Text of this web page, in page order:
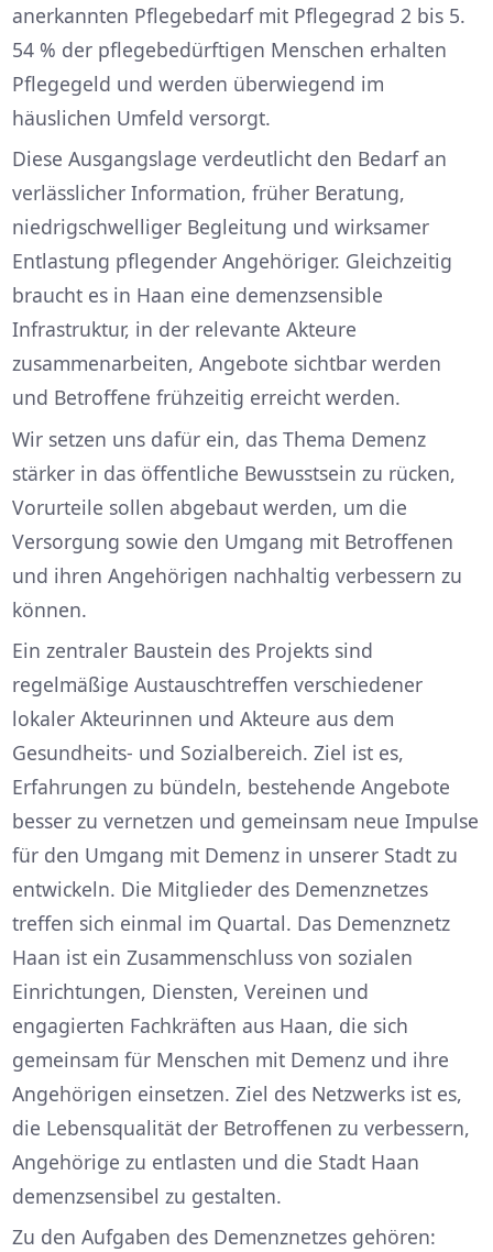
anerkannten Pflegebedarf mit Pflegegrad 2 bis 5.
54 % der pflegebedürftigen Menschen erhalten
Pflegegeld und werden überwiegend im
häuslichen Umfeld versorgt.
Diese Ausgangslage verdeutlicht den Bedarf an
verlässlicher Information, früher Beratung,
niedrigschwelliger Begleitung und wirksamer
Entlastung pflegender Angehöriger. Gleichzeitig
braucht es in Haan eine demenzsensible
Infrastruktur, in der relevante Akteure
zusammenarbeiten, Angebote sichtbar werden
und Betroffene frühzeitig erreicht werden.
Wir setzen uns dafür ein, das Thema Demenz
stärker in das öffentliche Bewusstsein zu rücken,
Vorurteile sollen abgebaut werden, um die
Versorgung sowie den Umgang mit Betroffenen
und ihren Angehörigen nachhaltig verbessern zu
können.
Ein zentraler Baustein des Projekts sind
regelmäßige Austauschtreffen verschiedener
lokaler Akteurinnen und Akteure aus dem
Gesundheits- und Sozialbereich. Ziel ist es,
Erfahrungen zu bündeln, bestehende Angebote
besser zu vernetzen und gemeinsam neue Impulse
für den Umgang mit Demenz in unserer Stadt zu
entwickeln. Die Mitglieder des Demenznetzes
treffen sich einmal im Quartal. Das Demenznetz
Haan ist ein Zusammenschluss von sozialen
Einrichtungen, Diensten, Vereinen und
engagierten Fachkräften aus Haan, die sich
gemeinsam für Menschen mit Demenz und ihre
Angehörigen einsetzen. Ziel des Netzwerks ist es,
die Lebensqualität der Betroffenen zu verbessern,
Angehörige zu entlasten und die Stadt Haan
demenzsensibel zu gestalten.
Zu den Aufgaben des Demenznetzes gehören: